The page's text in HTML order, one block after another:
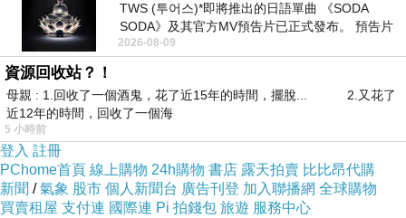
TWS (투어스)*即將推出的日語單曲 《SODA
SODA》及其官方MV預告片已正式發布。 預告片
一經發布， 就引發了粉絲們對這次夏季回
2026-08-09
資源回收站？！
母親 : 1.回收了一個酒鬼，花了近15年的時間，擺脫... 2.又花了
近12年的時間，回收了一個海
5 小時前
登入 註冊
PChome首頁 線上購物 24h購物 書店 露天拍賣 比比昂代購
新聞 /氣象 股市 個人新聞台 廣告刊登 加入聯播網 全球購物
買賣租屋 支付連 國際連 Pi 拍錢包 旅遊 服務中心